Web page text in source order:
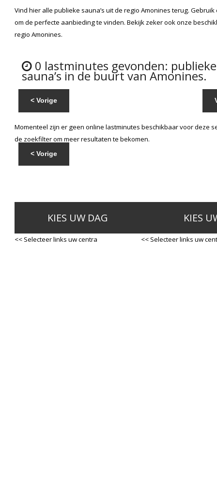
Vind hier alle publieke sauna’s uit de regio Amoninesterug.
om de perfecte aanbieding te vinden. Bekijk zeker ook onze
regio Amonines.
0 lastminutes gevonden: publieke
sauna’s in de buurt van Amonines.
< Vorige
Momenteel zijn er geen online lastminutes beschikbaar voor deze
de zoekfilter om meer resultaten te bekomen.
< Vorige
KIES UW DAG
<< Selecteer links uw centra
KIES
<< Selecteer links uw